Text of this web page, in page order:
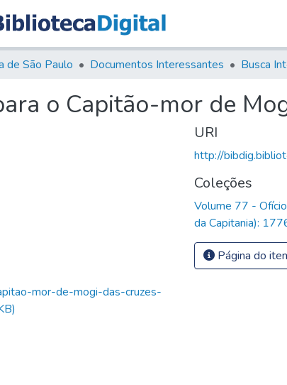
de São Paulo Documentos Interessantes Busca
o Capitão-mor de
mor-de-mogi-das-cruzes-
URI
http://
Coleções
Volume 77 -
da Capitania):
Página do